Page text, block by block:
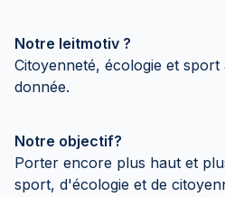
Notre leitmotiv ?
Citoyenneté, écologie et
donnée.
Notre objectif?
Porter encore plus haut et
sport, d'écologie et de